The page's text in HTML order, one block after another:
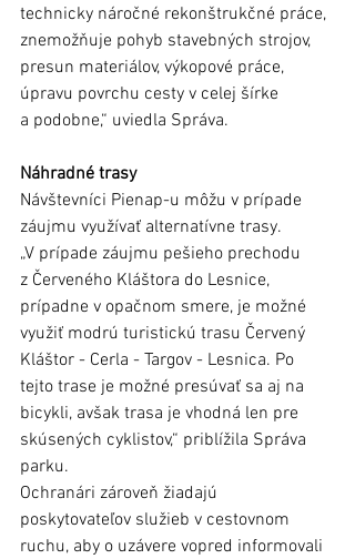
technicky náročné rekonštrukčné práce,
znemožňuje pohyb stavebných strojov,
presun materiálov, výkopové práce,
úpravu povrchu cesty v celej šírke
a podobne,“ uviedla Správa.
Náhradné trasy
Návštevníci Pienap-u môžu v prípade
záujmu využívať alternatívne trasy.
„V prípade záujmu pešieho prechodu
z Červeného Kláštora do Lesnice,
prípadne v opačnom smere, je možné
využiť modrú turistickú trasu Červený
Kláštor - Cerla - Targov - Lesnica. Po
tejto trase je možné presúvať sa aj na
bicykli, avšak trasa je vhodná len pre
skúsených cyklistov,“ priblížila Správa
parku.
Ochranári zároveň žiadajú
poskytovateľov služieb v cestovnom
ruchu, aby o uzávere vopred informovali